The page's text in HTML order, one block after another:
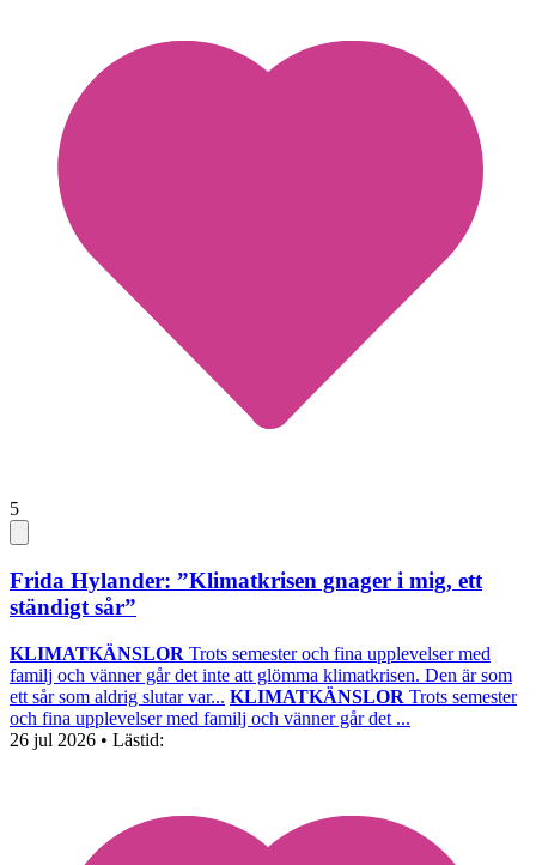
5
Frida Hylander: ”Klimatkrisen gnager i mig, ett
ständigt sår”
KLIMATKÄNSLOR Trots semester och fina upplevelser med
familj och vänner går det inte att glömma klimatkrisen. Den är som
ett sår som aldrig slutar var... KLIMATKÄNSLOR Trots semester
och fina upplevelser med familj och vänner går det ...
26 jul 2026 • Lästid: